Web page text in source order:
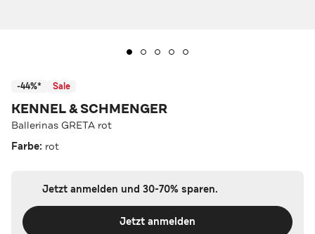
-44%* Sale
KENNEL & SCHMENGER
Ballerinas GRETA rot
Farbe: rot
Jetzt anmelden und 30-70% sparen.
Jetzt anmelden